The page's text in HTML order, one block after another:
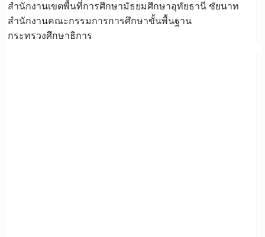
สำนักงานเขตพื้นที่การศึกษามัธยมศึกษาอุทัยธานี ชัยนาท
สำนักงานคณะกรรมการการศึกษาขั้นพื้นฐาน
กระทรวงศึกษาธิการ